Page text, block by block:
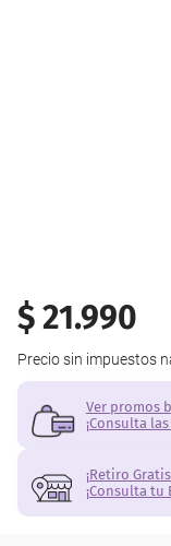
$21.990
Precio sin impuestos
Ver promos
¡Consulta
¡Retiro
¡Consulta tu